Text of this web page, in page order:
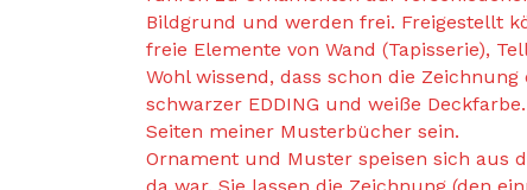
Bildgrund und werden frei. Freigestellt
freie Elemente von Wand (Tapisserie),
Wohl wissend, dass schon die
schwarzer EDDING und weiße
Seiten meiner Musterbücher sein.
Ornament und Muster speisen sich aus